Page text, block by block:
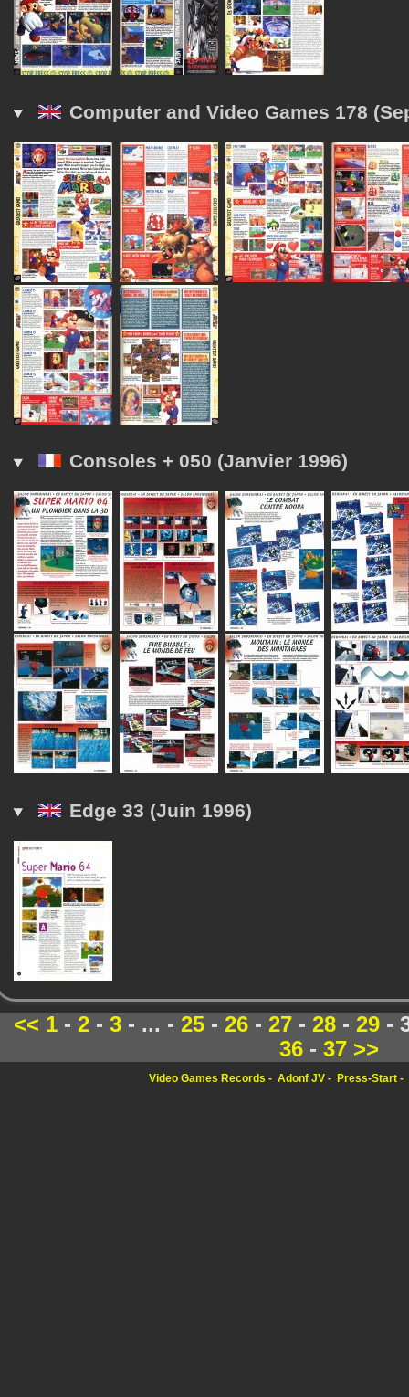
Computer and Video Games 178
Consoles + 050 (Janvier 1996)
Edge 33 (Juin 1996)
<< 1 - 2 - 3 - ... - 25 - 26 - 27 - 28 - 29 -
36- 37>>
Video Games Records Adonf JV Press-Start